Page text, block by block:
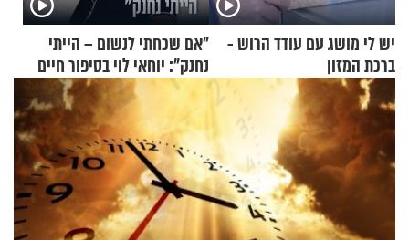
יש לי מושג עם עודד הרוש -
ברכת המזון
"אם שכחתי לנשום – הייתי
נחנק": יוחאי לוי בסיפור חיים
מעורר השראה